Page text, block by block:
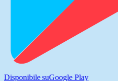
Disponibile suGoogle Play